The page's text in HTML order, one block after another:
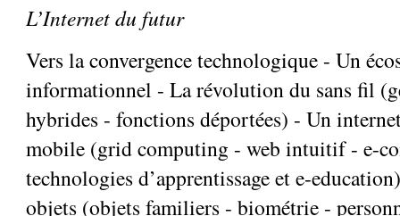
L’Internet du futur
Vers la convergence technologique - Un
informationnel - La révolution du sans fil
hybrides - fonctions déportées) - Un
mobile (grid computing - web intuitif - e-
technologies d’apprentissage et e-
objets (objets familiers - biométrie -